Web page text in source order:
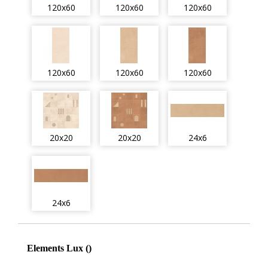
120x60 120x60 120x60
120x60 120x60 120x60
20x20 20x20 24x6
24x6
Elements Lux ()